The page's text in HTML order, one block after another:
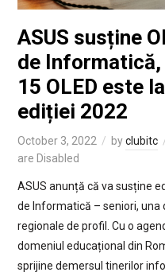
ASUS susține
de
15 OLED este
ediției 2022
October 3, 2022 byclubitc
are Disabled
ASUS anunță că va susține
de Informatică – seniori,
regionale de profil. Cu o
domeniul educațional din
sprijine demersul tinerilor